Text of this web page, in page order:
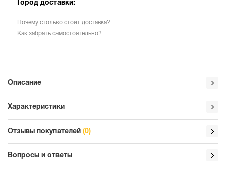
Город доставки:
Почему столько стоит доставка?
Как забрать самостоятельно?
Описание
Характеристики
Отзывы покупателей (0)
Вопросы и ответы